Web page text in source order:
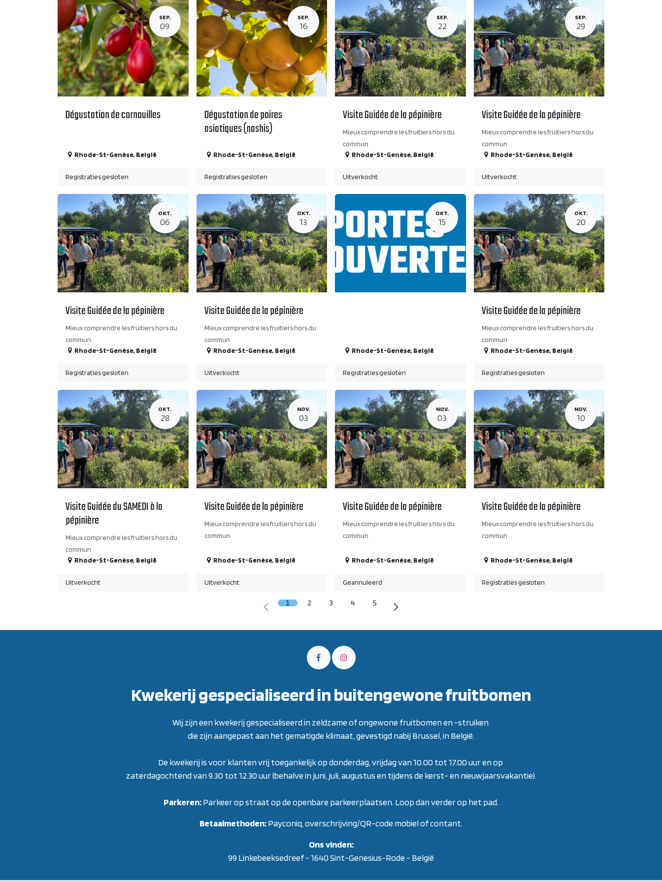
SEP.
09
Dégustation de cornouilles
Rhode-St-Genèse, België
Registraties gesloten
SEP.
16
Dégustation de poires
asiatiques (nashis)
Rhode-St-Genèse, België
Registraties gesloten
SEP.
22
Visite Guidée de la pépinière
Mieux comprendre les fruitiers hors du
commun
Rhode-St-Genèse, België
Uitverkocht
SEP.
29
Visite Guidée de la pépinière
Mieux comprendre les fruitiers hors du
commun
Rhode-St-Genèse, België
Uitverkocht
OKT.
06
Visite Guidée de la pépinière
Mieux comprendre les fruitiers hors du
commun
Rhode-St-Genèse, België
Registraties gesloten
OKT.
13
Visite Guidée de la pépinière
Mieux comprendre les fruitiers hors du
commun
Rhode-St-Genèse, België
Uitverkocht
OKT.
15
Rhode-St-Genèse, België
Registraties gesloten
OKT.
20
Visite Guidée de la pépinière
Mieux comprendre les fruitiers hors du
commun
Rhode-St-Genèse, België
Registraties gesloten
OKT.
28
Visite Guidée du SAMEDI à la
pépinière
Mieux comprendre les fruitiers hors du
commun
Rhode-St-Genèse, België
Uitverkocht
NOV.
03
Visite Guidée de la pépinière
Mieux comprendre les fruitiers hors du
commun
Rhode-St-Genèse, België
Uitverkocht
NOV.
03
Visite Guidée de la pépinière
Mieux comprendre les fruitiers hors du
commun
Rhode-St-Genèse, België
Geannuleerd
NOV.
10
Visite Guidée de la pépinière
Mieux comprendre les fruitiers hors du
commun
Rhode-St-Genèse, België
Registraties gesloten
1 2 3 4 5
Kwekerij gespecialiseerd in buitengewone fruitbomen
Wij zijn een kwekerij gespecialiseerd in zeldzame of ongewone fruitbomen en -struiken
die zijn aangepast aan het gematigde klimaat, gevestigd nabij Brussel, in België.
De kwekerij is voor klanten vrij toegankelijk op donderdag, vrijdag van 10.00 tot 17.00 uur en op
zaterdagochtend van 9.30 tot 12.30 uur (behalve in juni, juli, augustus en tijdens de kerst- en nieuwjaarsvakantie).
Parkeren:Parkeer op straat op de openbare parkeerplaatsen. Loop dan verder op het pad.
Betaalmethoden:Payconiq, overschrijving/QR-code mobiel of contant.
Ons vinden:
99 Linkebeeksedreef - 1640 Sint-Genesius-Rode - België